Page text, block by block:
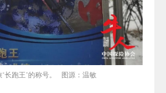
“长跑王”的称号。 图源：温敏